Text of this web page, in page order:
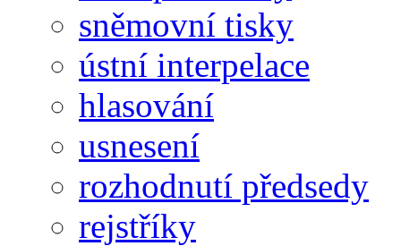
sněmovní tisky
ústní interpelace
hlasování
usnesení
rozhodnutí předsedy
rejstříky